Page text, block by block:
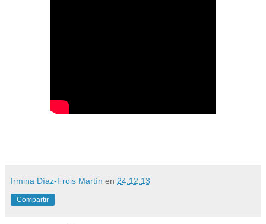
Irmina Díaz-Frois Martín en 24.12.13
Compartir